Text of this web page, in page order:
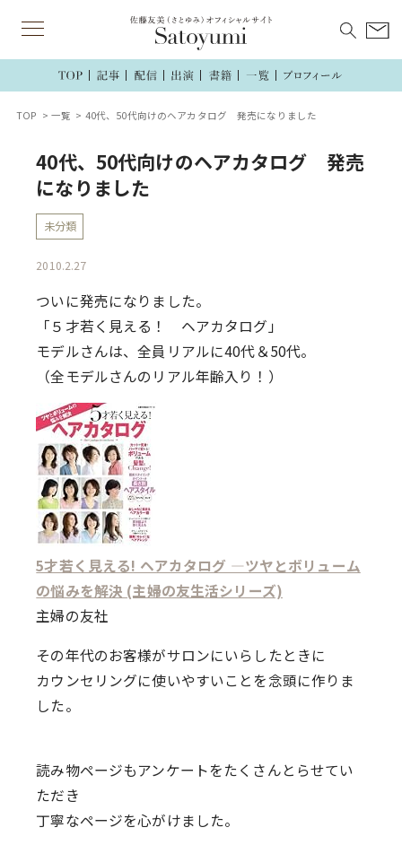
TOP 一覧 40代、50代向けのヘアカタログ 発売になりました
40代、50代向けのヘアカタログ 発売
になりました
未分類
2010.2.27
ついに発売になりました。
「５才若く見える！ ヘアカタログ」
モデルさんは、全員リアルに40代＆50代。
（全モデルさんのリアル年齢入り！）
5才若く見える! ヘアカタログ ―ツヤとボリューム
の悩みを解決 (主婦の友生活シリーズ)
主婦の友社
その年代のお客様がサロンにいらしたときに
カウンセリングに使いやすいことを念頭に作りま
した。
読み物ページもアンケートをたくさんとらせてい
ただき
丁寧なページを心がけました。